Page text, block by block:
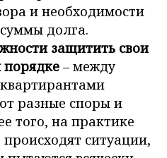
и необходимости
долга.
защитить свои
порядке – между
разные споры и
того, на практике
происходят ситуации,